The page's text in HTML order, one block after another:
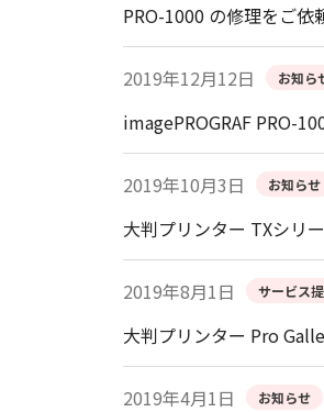
PRO-1000 の修理をご依
2019年12月12日 お知ら
imagePROGRAF PRO-
2019年10月3日 お知らせ
大判プリンター TXシリ
2019年8月1日 サービス
大判プリンター Pro
2019年4月1日 お知らせ